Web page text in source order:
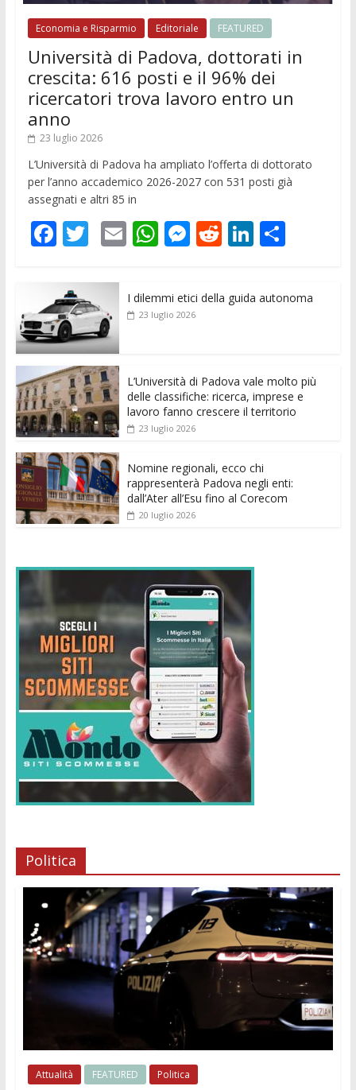
Economia e Risparmio Editoriale FEATURED
Università di Padova, dottorati in
crescita: 616 posti e il 96% dei
ricercatori trova lavoro entro un
anno
23 luglio 2026
L’Università di Padova ha ampliato l’offerta di dottorato
per l’anno accademico 2026-2027 con 531 posti già
assegnati e altri 85 in
F
e
b
o
o
k
T
itt
er
E
ai
l
W
s
p
M
ss
e
er
R
di
Li
e
C
di
I dilemmi etici della guida autonoma
23 luglio 2026
L’Università di Padova vale molto più
delle classifiche: ricerca, imprese e
lavoro fanno crescere il territorio
23 luglio 2026
Nomine regionali, ecco chi
rappresenterà Padova negli enti:
dall’Ater all’Esu fino al Corecom
20 luglio 2026
Politica
Attualità FEATURED Politica